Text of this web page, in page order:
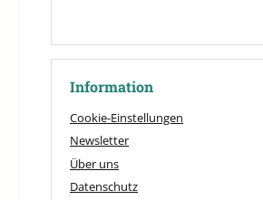
Information
Cookie-Einstellungen
Newsletter
Über uns
Datenschutz